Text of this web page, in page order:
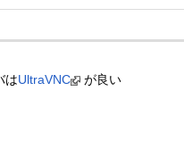
はUltraVNC
が良い